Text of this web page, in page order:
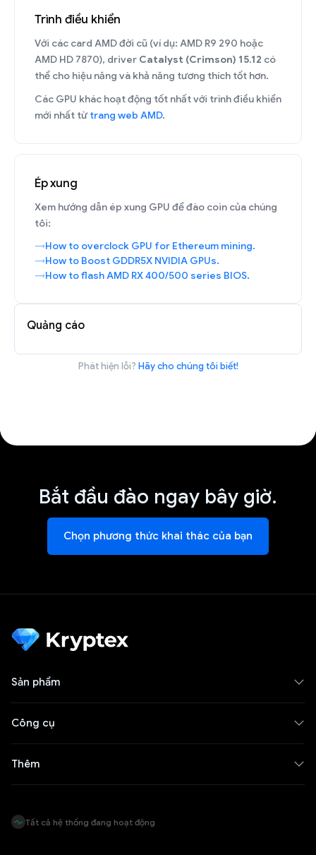
Trình điều khiển
Với các card AMD đời cũ (ví dụ: AMD R9 290 hoặc
AMD HD 7870), driver Catalyst (Crimson) 15.12 có
thể cho hiệu năng và khả năng tương thích tốt hơn.
Các GPU khác hoạt động tốt nhất với trình điều khiển
mới nhất từ trang web AMD.
Ép xung
Xem hướng dẫn ép xung GPU để đào coin của chúng
tôi:
How to overclock GPU for Ethereum mining.
How to Boost GDDR5X NVIDIA GPUs.
How to flash AMD RX 400/500 series BIOS.
Quảng cáo
Phát hiện lỗi? Hãy cho chúng tôi biết!
Bắt đầu đào ngay bây giờ.
Chọn phương thức khai thác của bạn
Sản phẩm
Công cụ
Thêm
Tất cả hệ thống đang hoạt động